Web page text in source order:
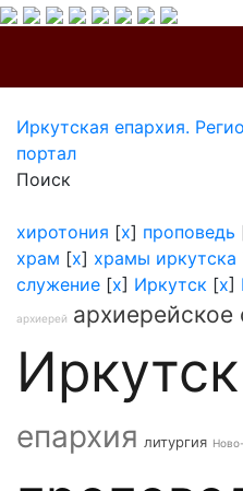
Иркутская епархия.
портал
Поиск
хиротония [x] проповедь
храм [x] храмы иркутска
служение [x] Иркутск [x]
архиерей
Иркутск
епархия литургия